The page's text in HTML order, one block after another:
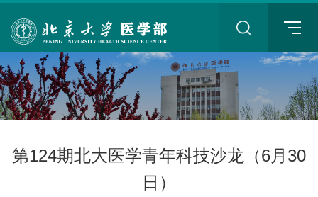
+
第124期北大医学青年科技沙龙（6月30
日）